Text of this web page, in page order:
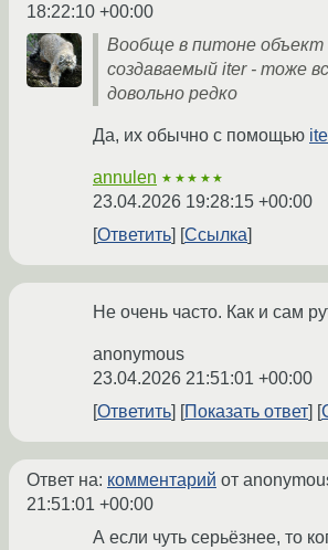
18:22:10 +00:00
Вообще в питоне
создаваемый iter - тоже
довольно редко
Да, их обычно с помощью
annulen ★★★★★
23.04.2026 19:28:15 +00:00
Ответить
Ссылка
Не очень часто. Как и сам
anonymous
23.04.2026 21:51:01 +00:00
Ответить
Показать ответ
Ответ на: комментарий от
21:51:01 +00:00
А если чуть серьёзнее, то